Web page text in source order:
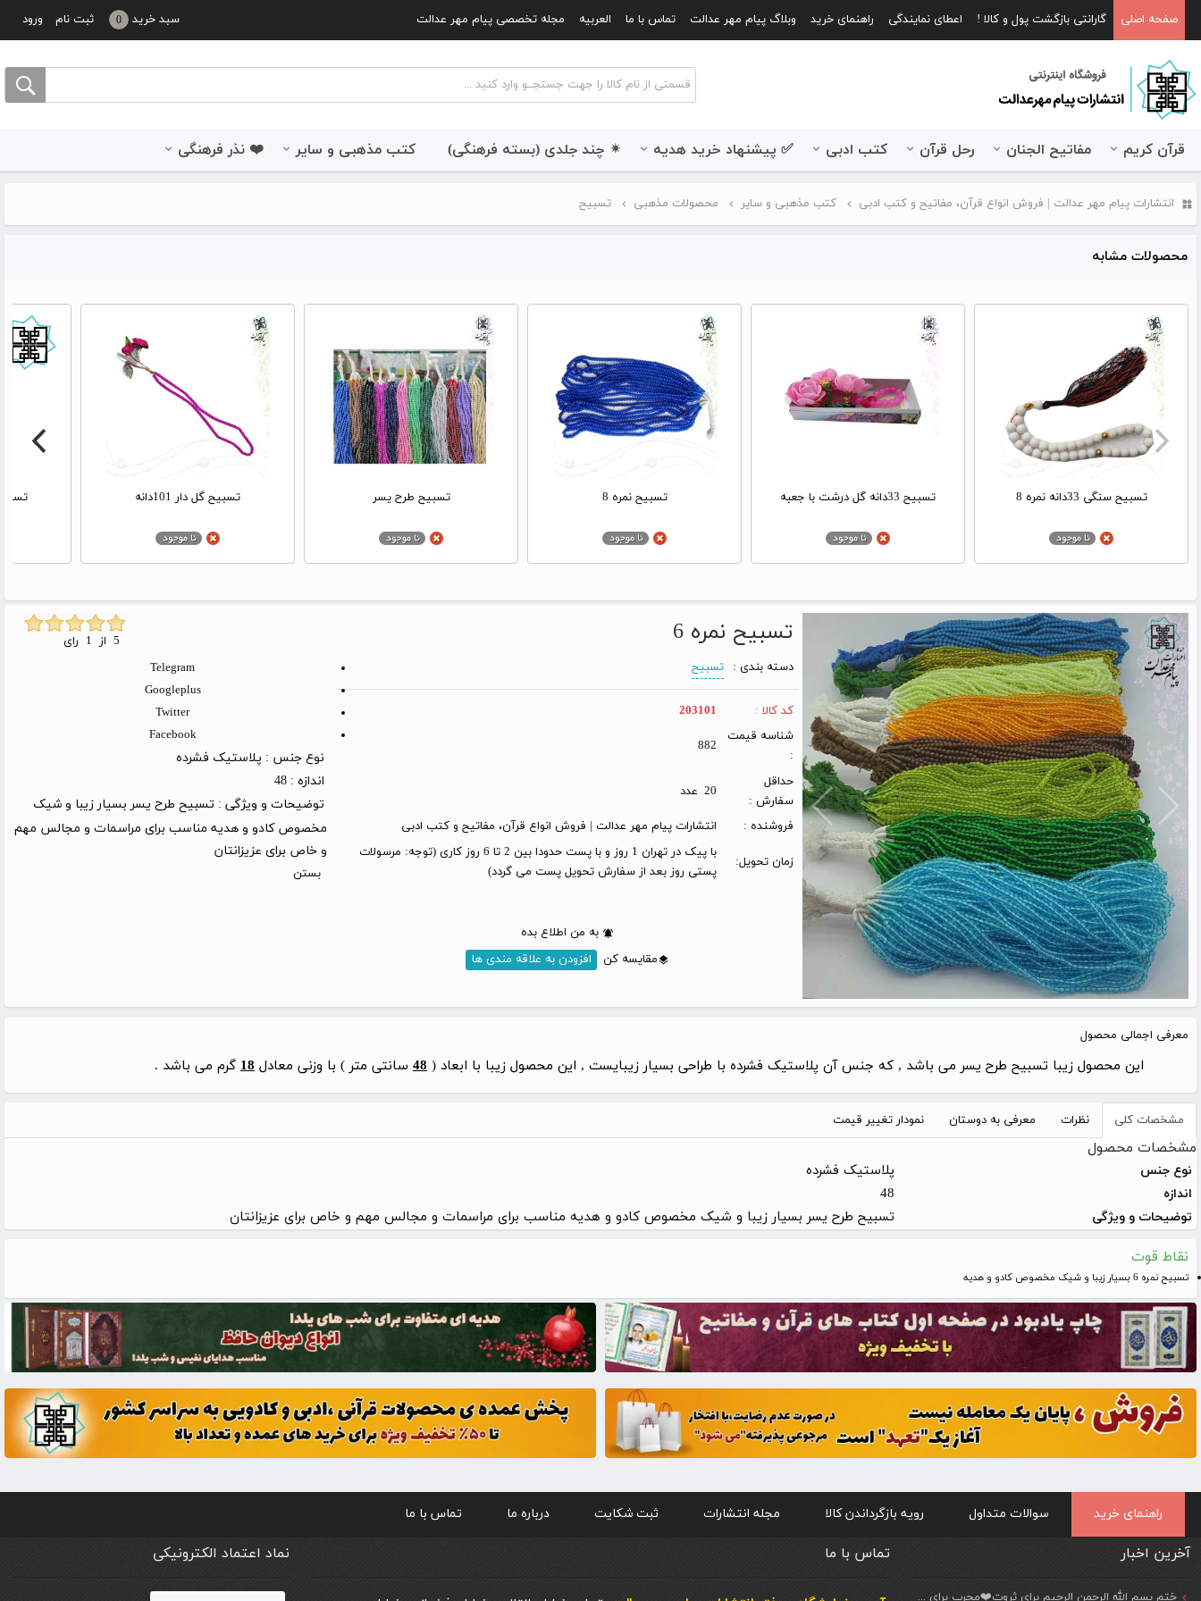
ورود ثبت نام سبد خرید 0 صفحه اصلی گارانتی بازگشت پول و کالا ! اعطای نمایندگی راهنمای خرید وبلاگ پیام مهر عدالت تماس با ما العربیه مجله تخصصی پیام مهر عدالت
قرآن کریم مفاتیح الجنان رحل قرآن کتب ادبی ✅ پیشنهاد خرید هدیه ✴ چند جلدی (بسته فرهنگی) کتب مذهبی و سایر ❤️ نذر فرهنگی
انتشارات پیام مهر عدالت | فروش انواع قرآن، مفاتیح و کتب ادبی کتب مذهبی و سایر محصولات مذهبی تسبیح
محصولات مشابه
تسبیح سنگی 33دانه نمره 8 تسبیح 33دانه گل درشت با جعبه تسبیح نمره 8 تسبیح طرح یسر تسبیح گل دار 101دانه
تسبیح نمره 6
دسته بندی :
تسبیح
کد کالا :
203101
شناسه قیمت
:
882
حداقل
سفارش :
20 عدد
فروشنده : انتشارات پیام مهر عدالت | فروش انواع قرآن، مفاتیح و کتب ادبی
زمان تحویل:
با پیک در تهران 1 روز و با پست حدودا بین 2 تا 6 روز کاری (توجه: مرسولات
پستی روز بعد از سفارش تحویل پست می گردد)
به من اطلاع بده
مقایسه کن
افزودن به علاقه مندی ها
Telegram
Googleplus
Twitter
Facebook
نوع جنس : پلاستیک فشرده
اندازه :48
توضیحات و ویژگی : تسبیح طرح یسر بسیار زیبا و شیک
مخصوص کادو و هدیه مناسب برای مراسمات و مجالس مهم
و خاص برای عزیزانتان
بستن
معرفی اجمالی محصول
این محصول زیبا تسبیح طرح یسر می باشد , که جنس آن پلاستیک فشرده با طراحی بسیار زیبایست , این محصول زیبا با ابعاد ( 48 سانتی متر ) با وزنی معادل 18 گرم می باشد .
مشخصات کلی نظرات معرفی به دوستان نمودار تغییر قیمت
مشخصات محصول
نوع جنس پلاستیک فشرده
اندازه 48
توضیحات و ویژگی تسبیح طرح یسر بسیار زیبا و شیک مخصوص کادو و هدیه مناسب برای مراسمات و مجالس مهم و خاص برای عزیزانتان
نقاط قوت
تسبیح نمره 6 بسیار زیبا و شیک مخصوص کادو و هدیه
راهنمای خرید سوالات متداول رویه بازگرداندن کالا مجله انتشارات ثبت شکایت درباره ما تماس با ما
آخرین اخبار
ختم بسم الله الرحمن الرحیم برای ثروت❤️مجرب برای حاجات مهم و فوری
تماس با ما نماد اعتماد الکترونیکی